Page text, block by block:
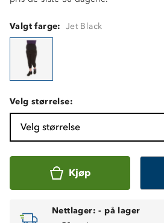
Valgt farge: Jet Black
Velg størrelse:
Velg størrelse
Kjøp
Nettlager: - på lager